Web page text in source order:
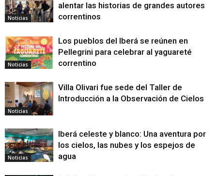
Noticias
alentar las historias de grandes autores
correntinos
Noticias
Los pueblos del Iberá se reúnen en
Pellegrini para celebrar al yaguareté
correntino
Noticias
Villa Olivari fue sede del Taller de
Introducción a la Observación de Cielos
Noticias
Iberá celeste y blanco: Una aventura por
los cielos, las nubes y los espejos de
agua